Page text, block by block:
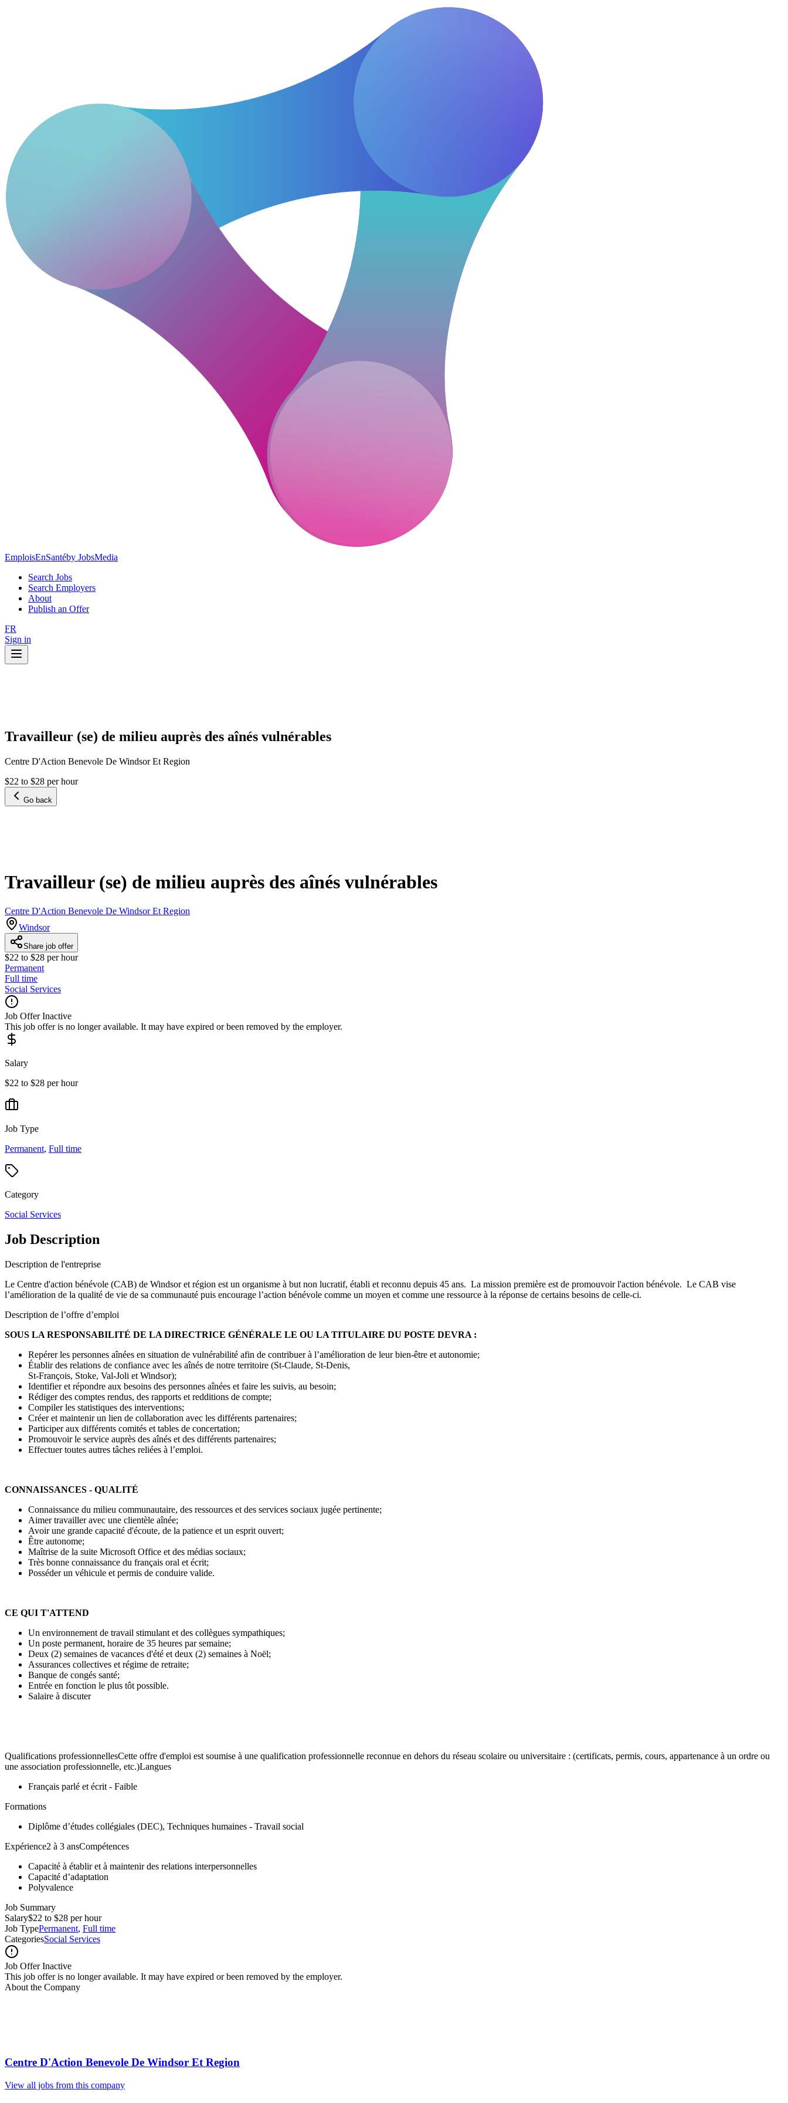
EmploisEnSantéby JobsMedia
Search Jobs
Search Employers
About
Publish an Offer
FR
Sign in
Travailleur (se) de milieu auprès des aînés vulnérables
Centre D'Action Benevole De Windsor Et Region
$22 to $28 per hour
Go back
Travailleur (se) de milieu auprès des aînés vulnérables
Centre D'Action Benevole De Windsor Et Region
Windsor
Share job offer
$22 to $28 per hour
Permanent
Full time
Social Services
Job Offer Inactive
This job offer is no longer available. It may have expired or been removed by the employer.
Salary
$22 to $28 per hour
Job Type
Permanent, Full time
Category
Social Services
Job Description
Description de l'entreprise
Le Centre d'action bénévole (CAB) de Windsor et région est un organisme à but non lucratif, établi et reconnu depuis 45 ans. La mission première est de promouvoir l'action bénévole. Le CAB vise
l’amélioration de la qualité de vie de sa communauté puis encourage l’action bénévole comme un moyen et comme une ressource à la réponse de certains besoins de celle-ci.
Description de l’offre d’emploi
SOUS LA RESPONSABILITÉ DE LA DIRECTRICE GÉNÉRALE LE OU LA TITULAIRE DU POSTE DEVRA :
Repérer les personnes aînées en situation de vulnérabilité afin de contribuer à l’amélioration de leur bien-être et autonomie;
Établir des relations de confiance avec les aînés de notre territoire (St-Claude, St-Denis,
St-François, Stoke, Val-Joli et Windsor);
Identifier et répondre aux besoins des personnes aînées et faire les suivis, au besoin;
Rédiger des comptes rendus, des rapports et redditions de compte;
Compiler les statistiques des interventions;
Créer et maintenir un lien de collaboration avec les différents partenaires;
Participer aux différents comités et tables de concertation;
Promouvoir le service auprès des aînés et des différents partenaires;
Effectuer toutes autres tâches reliées à l’emploi.
CONNAISSANCES - QUALITÉ
Connaissance du milieu communautaire, des ressources et des services sociaux jugée pertinente;
Aimer travailler avec une clientèle aînée;
Avoir une grande capacité d'écoute, de la patience et un esprit ouvert;
Être autonome;
Maîtrise de la suite Microsoft Office et des médias sociaux;
Très bonne connaissance du français oral et écrit;
Posséder un véhicule et permis de conduire valide.
CE QUI T'ATTEND
Un environnement de travail stimulant et des collègues sympathiques;
Un poste permanent, horaire de 35 heures par semaine;
Deux (2) semaines de vacances d'été et deux (2) semaines à Noël;
Assurances collectives et régime de retraite;
Banque de congés santé;
Entrée en fonction le plus tôt possible.
Salaire à discuter
Qualifications professionnellesCette offre d'emploi est soumise à une qualification professionnelle reconnue en dehors du réseau scolaire ou universitaire : (certificats, permis, cours, appartenance à un ordre ou
une association professionnelle, etc.)Langues
Français parlé et écrit - Faible
Formations
Diplôme d’études collégiales (DEC), Techniques humaines - Travail social
Expérience2 à 3 ansCompétences
Capacité à établir et à maintenir des relations interpersonnelles
Capacité d’adaptation
Polyvalence
Job Summary
Salary$22 to $28 per hour
Job TypePermanent, Full time
CategoriesSocial Services
Job Offer Inactive
This job offer is no longer available. It may have expired or been removed by the employer.
About the Company
Centre D'Action Benevole De Windsor Et Region
View all jobs from this company